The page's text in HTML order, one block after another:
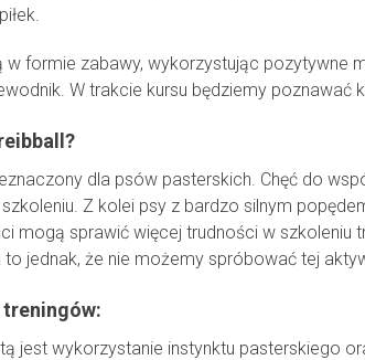
w formie zabawy, wykorzystując pozytywne
W trakcie kursu będziemy poznawać
dla psów pasterskich. Chęć do
Z kolei psy z bardzo silnym
mogą sprawić więcej trudności w szkoleniu
to jednak, że nie możemy spróbować tej
jest wykorzystanie instynktu pasterskiego